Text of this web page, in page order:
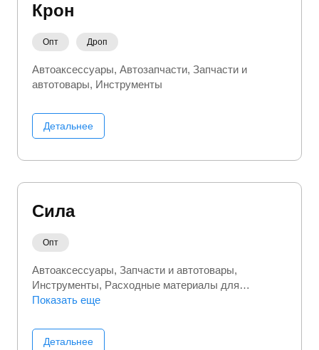
Крон
Опт Дроп
Автоаксессуары Автозапчасти Запчасти и
автотовары Инструменты
Детальнее
Сила
Опт
Автоаксессуары Запчасти и автотовары
Инструменты Расходные материалы для
инструментов
Показать еще
Детальнее